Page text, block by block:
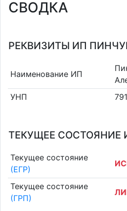
СВОДКА
РЕКВИЗИТЫ ИП
Наименование ИП
УНП
ТЕКУЩЕЕ СОСТОЯНИЕ
Текущее состояние
(ЕГР)
Текущее состояние
(ГРП)